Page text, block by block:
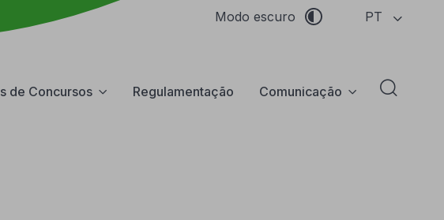
Modo escuro PT
de Concursos Regulamentação Comunicação Abrir